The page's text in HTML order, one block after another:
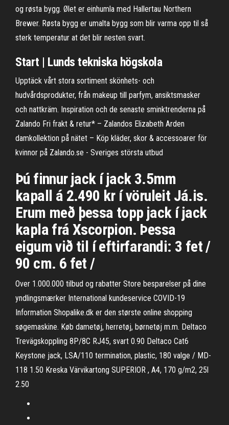
og røsta bygg. Ølet er einhumla med Hallertau Northern
Brewer. Røsta bygg er umalta bygg som blir varma opp til så
sterk temperatur at det blir nesten svart.
Start | Lunds tekniska högskola
Upptäck vårt stora sortiment skönhets- och
hudvårdsprodukter, från makeup till parfym, ansiktsmasker
och nattkräm. Inspiration och de senaste sminktrenderna på
Zalando Fri frakt & retur* – Zalandos Elizabeth Arden
damkollektion på nätet – Köp kläder, skor & accessoarer för
kvinnor på Zalando.se - Sveriges största utbud
Þú finnur jack í jack 3.5mm
kapall á 2.490 kr í vöruleit Já.is.
Erum með þessa topp jack í jack
kapla frá Xscorpion. Þessa
eigum við til í eftirfarandi: 3 fet /
90 cm. 6 fet /
Over 1.000.000 tilbud og rabatter Store besparelser på dine
yndlingsmærker International kundeservice COVID-19
Information Shopalike.dk er den største online shopping
søgemaskine. Køb dametøj, herretøj, børnetøj m.m. Deltaco
Trevägskoppling 8P/8C RJ45, svart 0.90 Deltaco Cat6
Keystone jack, LSA/110 termination, plastic, 180 valge / MD-
118 1.50 Kreska Värvikartong SUPERIOR , A4, 170 g/m2, 25l
2.50